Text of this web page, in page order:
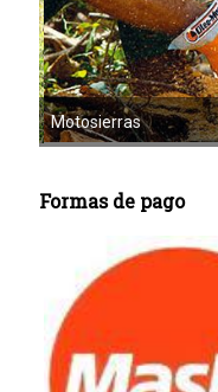
Motoazadas
Formas de pago